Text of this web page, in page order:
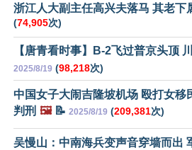
浙江人大副主任高兴夫落马 其老下
(74,905次)
【唐青看时事】B-2飞过普京头顶
2025/8/19 (98,218次)
中国女子大闹吉隆坡机场 殴打女移
判刑 🖼️📝 2025/8/19 (209,381次)
吴慢山：中南海兵变声音穿墙而出